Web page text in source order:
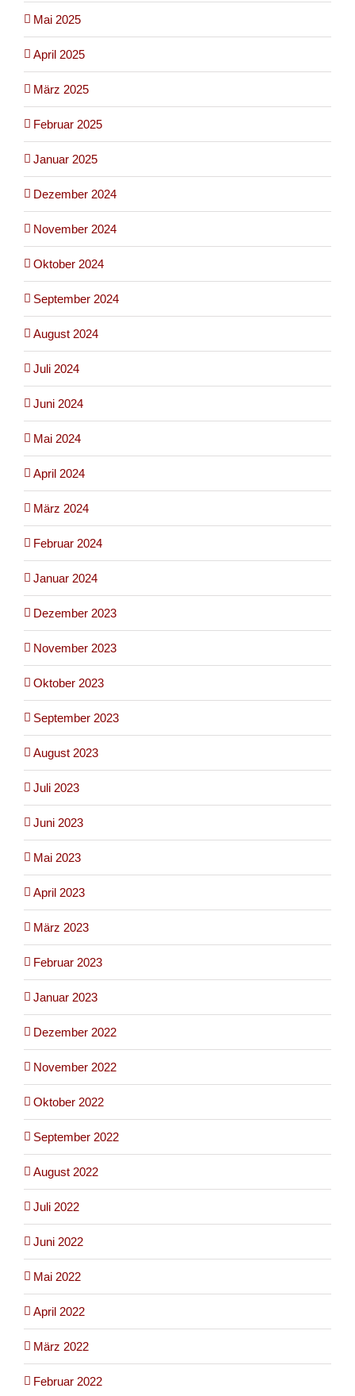
Mai 2025
April 2025
März 2025
Februar 2025
Januar 2025
Dezember 2024
November 2024
Oktober 2024
September 2024
August 2024
Juli 2024
Juni 2024
Mai 2024
April 2024
März 2024
Februar 2024
Januar 2024
Dezember 2023
November 2023
Oktober 2023
September 2023
August 2023
Juli 2023
Juni 2023
Mai 2023
April 2023
März 2023
Februar 2023
Januar 2023
Dezember 2022
November 2022
Oktober 2022
September 2022
August 2022
Juli 2022
Juni 2022
Mai 2022
April 2022
März 2022
Februar 2022